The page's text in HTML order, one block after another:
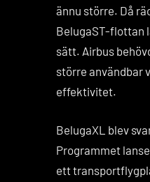
ännu större. Då
BelugaST-flottan
sätt. Airbus
större användbar
effektivitet.
BelugaXL blev
Programmet
ett